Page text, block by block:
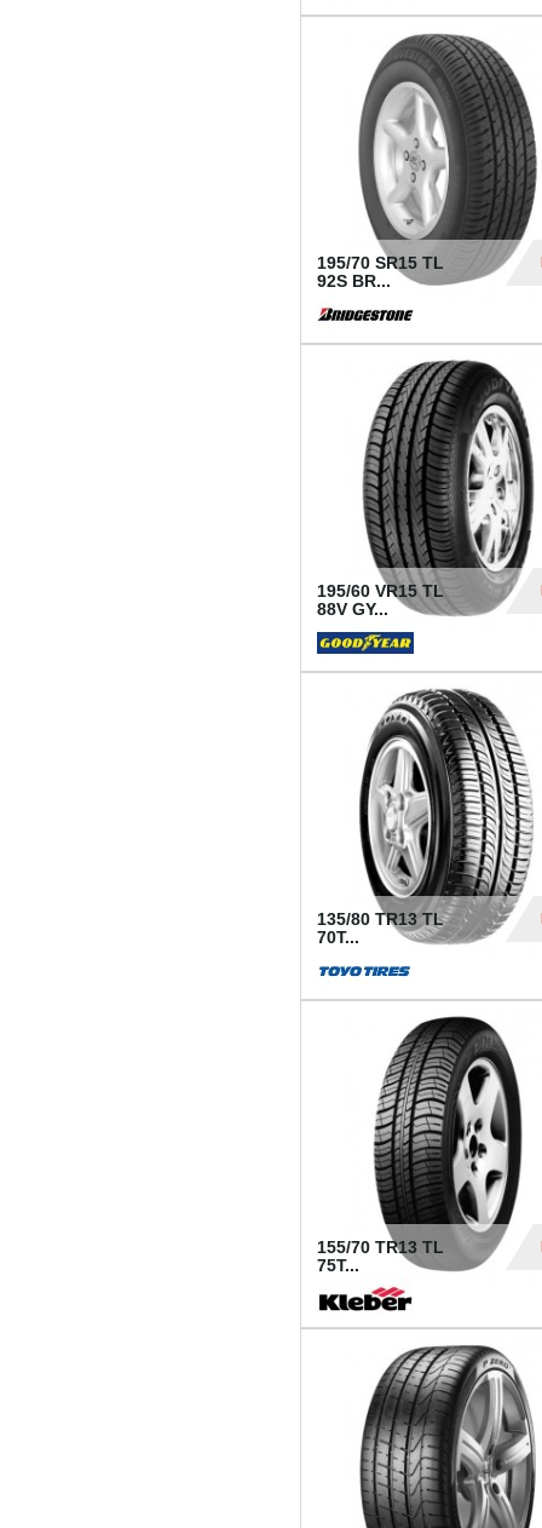
195/70 SR15 TL
92S BR...
195/60 VR15 TL
88V GY...
135/80 TR13 TL
70T...
155/70 TR13 TL
75T...